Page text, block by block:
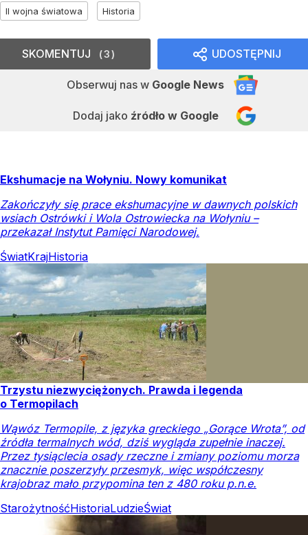
II wojna światowa Historia
UDOSTĘPNIJ
Obserwuj nas w Google News
Dodaj jako źródło w Google
SKOMENTUJ 3
Ekshumacje na Wołyniu. Nowy komunikat
Zakończyły się prace ekshumacyjne w dawnych polskich
wsiach Ostrówki i Wola Ostrowiecka na Wołyniu –
przekazał Instytut Pamięci Narodowej.
ŚwiatKrajHistoria
Trzystu niezwyciężonych. Prawda i legenda
o Termopilach
Wąwóz Termopile, z języka greckiego „Gorące Wrota”, od
źródła termalnych wód, dziś wygląda zupełnie inaczej.
Przez tysiąclecia osady rzeczne i zmiany poziomu morza
znacznie poszerzyły przesmyk, więc współczesny
krajobraz mało przypomina ten z 480 roku p.n.e.
StarożytnośćHistoriaLudzieŚwiat